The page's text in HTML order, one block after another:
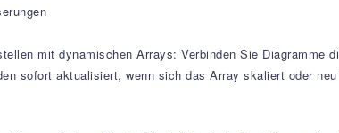
mit dynamischen Arrays: Verbinden Sie
sofort aktualisiert, wenn sich das Array skaliert oder